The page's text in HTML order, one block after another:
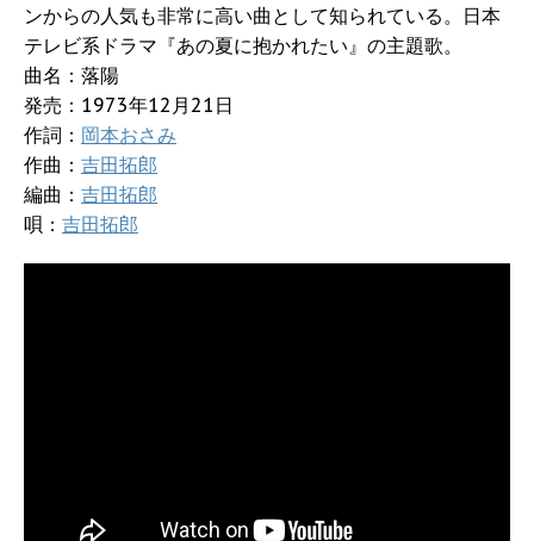
ンからの人気も非常に高い曲として知られている。日本
テレビ系ドラマ『あの夏に抱かれたい』の主題歌。
曲名：落陽
発売：1973年12月21日
作詞： 岡本おさみ
作曲： 吉田拓郎
編曲： 吉田拓郎
唄： 吉田拓郎